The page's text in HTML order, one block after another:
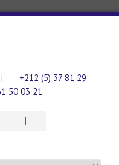
|
+212 (5) 37 81 29
50 03 21